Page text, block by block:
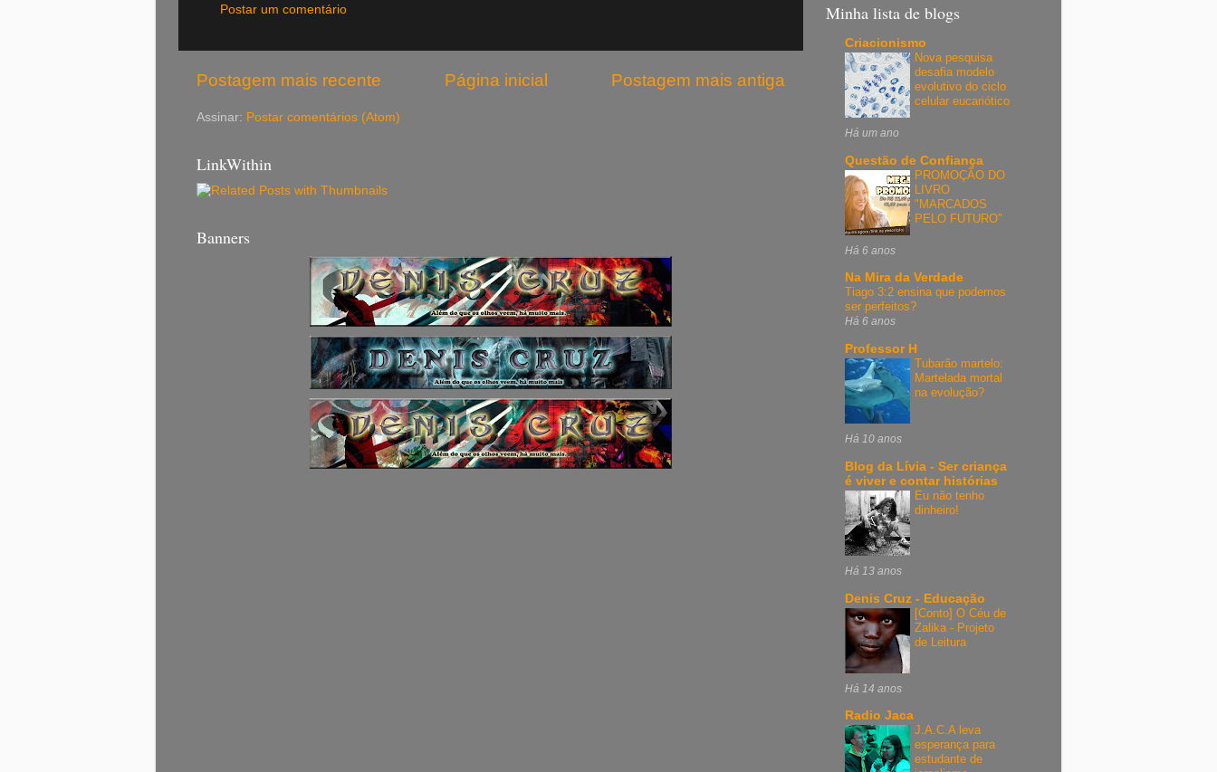
Postar um comentário
Postagem mais recente Postagem mais antiga
Página inicial
Assinar: Postar comentários (Atom)
LinkWithin
Banners
Minha lista de blogs
Criacionismo
Nova pesquisa
desafia modelo
evolutivo do ciclo
celular eucariótico
Há um ano
Questão de Confiança
PROMOÇÃO DO
LIVRO
"MARCADOS
PELO FUTURO"
Há 6 anos
Na Mira da Verdade
Tiago 3:2 ensina que podemos
ser perfeitos?
Há 6 anos
Professor H
Tubarão martelo:
Martelada mortal
na evolução?
Há 10 anos
Blog da Lívia - Ser criança
é viver e contar histórias
Eu não tenho
dinheiro!
Há 13 anos
Denis Cruz - Educação
[Conto] O Céu de
Zalika - Projeto
de Leitura
Há 14 anos
Radio Jaca
J.A.C.A leva
esperança para
estudante de